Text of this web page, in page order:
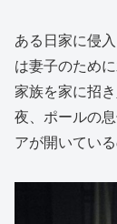
ある日家に侵
は妻子のため
家族を家に招
夜、ポールの
アが開いてい